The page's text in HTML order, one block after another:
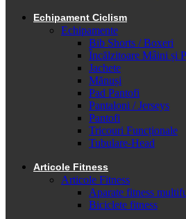
Echipament Ciclism
Echipamente
Bib Shorts / Boxeri
Încălzitoare Mâini și
Jachete
Mănuși
Pad Pantofi
Pantaloni / Jerseys
Pantofi
Tricouri Funcționale
Tubulare-Head
Articole Fitness
Articole Fitness
Aparate fitness
Biciclete fitness